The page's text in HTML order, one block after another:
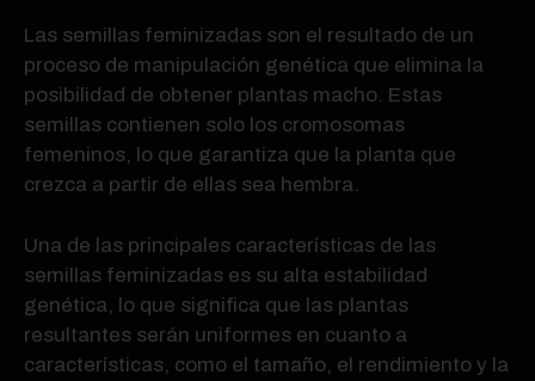
Las semillas feminizadas son el resultado de un
proceso de manipulación genética que elimina la
posibilidad de obtener plantas macho. Estas
semillas contienen solo los cromosomas
femeninos, lo que garantiza que la planta que
crezca a partir de ellas sea hembra.
Una de las principales características de las
semillas feminizadas es su alta estabilidad
genética, lo que significa que las plantas
resultantes serán uniformes en cuanto a
características, como el tamaño, el rendimiento y la